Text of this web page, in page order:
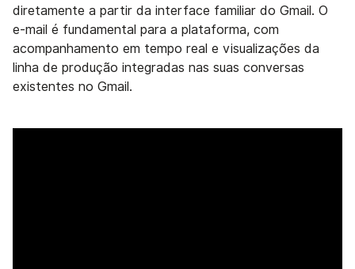
diretamente a partir da interface familiar do Gmail. O
e-mail é fundamental para a plataforma, com
acompanhamento em tempo real e visualizações da
linha de produção integradas nas suas conversas
existentes no Gmail.